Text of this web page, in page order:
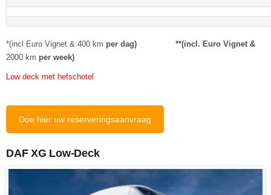
*(incl Euro Vignet & 400 km per dag) **(incl. Euro Vignet &
2000 km per week)
Low deck met hefschotel
Doe hier uw reserveringsaanvraag
DAF XG Low-Deck